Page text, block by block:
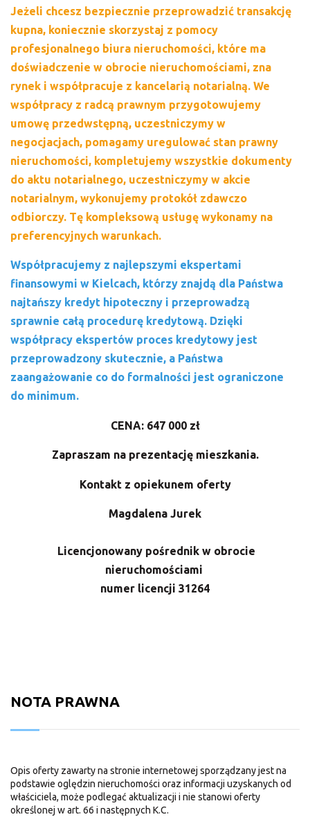
Jeżeli chcesz bezpiecznie przeprowadzić transakcję
kupna, koniecznie skorzystaj z pomocy
profesjonalnego biura nieruchomości, które ma
doświadczenie w obrocie nieruchomościami, zna
rynek i współpracuje z kancelarią notarialną. We
współpracy z radcą prawnym przygotowujemy
umowę przedwstępną, uczestniczymy w
negocjacjach, pomagamy uregulować stan prawny
nieruchomości, kompletujemy wszystkie dokumenty
do aktu notarialnego, uczestniczymy w akcie
notarialnym, wykonujemy protokół zdawczo
odbiorczy. Tę kompleksową usługę wykonamy na
preferencyjnych warunkach.
Współpracujemy z najlepszymi ekspertami
finansowymi w Kielcach, którzy znajdą dla Państwa
najtańszy kredyt hipoteczny i przeprowadzą
sprawnie całą procedurę kredytową. Dzięki
współpracy ekspertów proces kredytowy jest
przeprowadzony skutecznie, a Państwa
zaangażowanie co do formalności jest ograniczone
do minimum.
CENA: 647 000 zł
Zapraszam na prezentację mieszkania.
Kontakt z opiekunem oferty
Magdalena Jurek
Licencjonowany pośrednik w obrocie
nieruchomościami
numer licencji 31264
NOTA PRAWNA
Opis oferty zawarty na stronie internetowej sporządzany jest na
podstawie oględzin nieruchomości oraz informacji uzyskanych od
właściciela, może podlegać aktualizacji i nie stanowi oferty
określonej w art. 66 i następnych K.C.